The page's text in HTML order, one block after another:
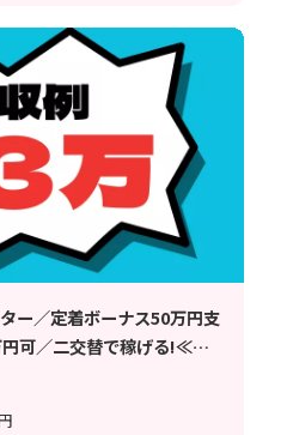
ー／定着ボーナス50万円支
可／二交替で稼げる!≪佐